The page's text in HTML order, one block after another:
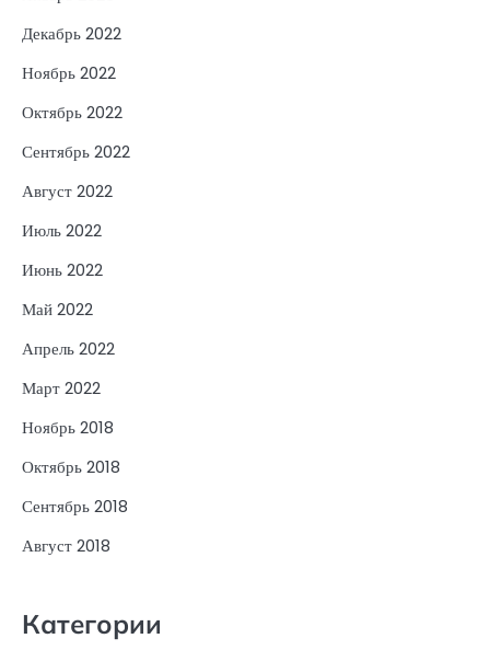
Декабрь 2022
Ноябрь 2022
Октябрь 2022
Сентябрь 2022
Август 2022
Июль 2022
Июнь 2022
Май 2022
Апрель 2022
Март 2022
Ноябрь 2018
Октябрь 2018
Сентябрь 2018
Август 2018
Категории